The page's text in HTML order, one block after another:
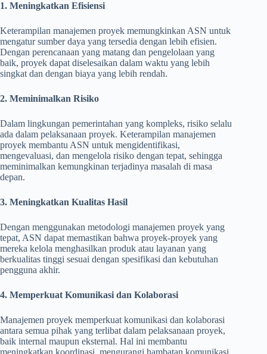
1. Meningkatkan Efisiensi
Keterampilan manajemen proyek memungkinkan ASN untuk
mengatur sumber daya yang tersedia dengan lebih efisien.
Dengan perencanaan yang matang dan pengelolaan yang
baik, proyek dapat diselesaikan dalam waktu yang lebih
singkat dan dengan biaya yang lebih rendah.
2. Meminimalkan Risiko
Dalam lingkungan pemerintahan yang kompleks, risiko selalu
ada dalam pelaksanaan proyek. Keterampilan manajemen
proyek membantu ASN untuk mengidentifikasi,
mengevaluasi, dan mengelola risiko dengan tepat, sehingga
meminimalkan kemungkinan terjadinya masalah di masa
depan.
3. Meningkatkan Kualitas Hasil
Dengan menggunakan metodologi manajemen proyek yang
tepat, ASN dapat memastikan bahwa proyek-proyek yang
mereka kelola menghasilkan produk atau layanan yang
berkualitas tinggi sesuai dengan spesifikasi dan kebutuhan
pengguna akhir.
4. Memperkuat Komunikasi dan Kolaborasi
Manajemen proyek memperkuat komunikasi dan kolaborasi
antara semua pihak yang terlibat dalam pelaksanaan proyek,
baik internal maupun eksternal. Hal ini membantu
meningkatkan koordinasi, mengurangi hambatan komunikasi,